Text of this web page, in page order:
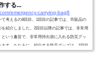
する...
emergency-carrying-bag8
考えるの8回目。1回目の記事では、市販品の
紹介しました。2回目以降の記事では、非常用
いう趣旨で、非常用持出袋に入れる防災グッ
す。ちなみに、紹介する防災グッズは、1回目